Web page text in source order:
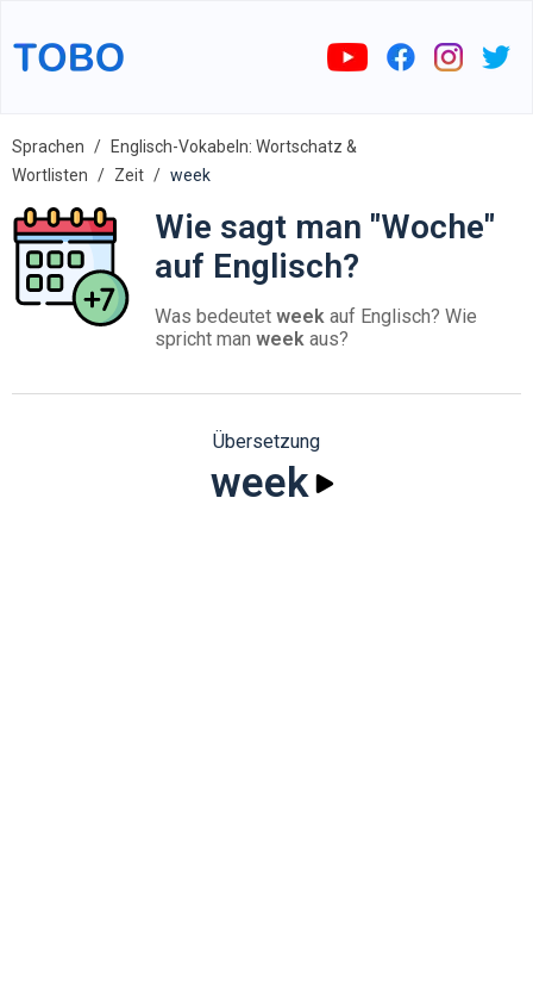
Sprachen
Englisch-Vokabeln: Wortschatz &
Wortlisten
Zeit week
Wie sagt man "Woche"
auf Englisch?
Was bedeutet week auf Englisch? Wie
spricht man week aus?
Übersetzung
week